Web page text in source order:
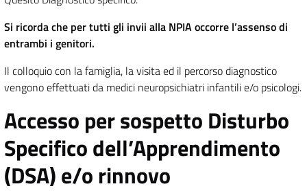
Si ricorda che per tutti gli invii alla NPIA occorre l’assenso di
entrambi i genitori.
Il colloquio con la famiglia, la visita ed il percorso diagnostico
vengono effettuati da medici neuropsichiatri infantili e/o psicologi.
Accesso per sospetto Disturbo
Specifico dell’Apprendimento
(DSA) e/o rinnovo